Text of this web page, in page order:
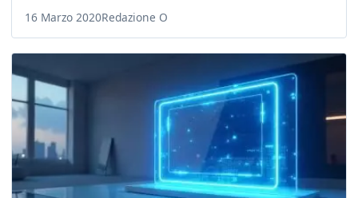
16 Marzo 2020Redazione O